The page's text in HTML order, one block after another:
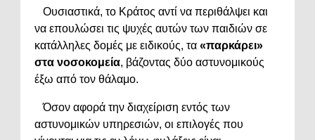
Ουσιαστικά, το Κράτος αντί να περιθάλψει και
να επουλώσει τις ψυχές αυτών των παιδιών σε
κατάλληλες δομές με ειδικούς, τα «παρκάρει»
στα νοσοκομεία, βάζοντας δύο αστυνομικούς
έξω από τον θάλαμο.
Όσον αφορά την διαχείριση εντός των
αστυνομικών υπηρεσιών, οι επιλογές που